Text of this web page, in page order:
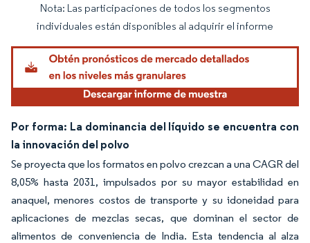
Imagen © Mordor Intelligence. El uso requiere atribución según CC BY 4.0.
Nota: Las participaciones de todos los segmentos
individuales están disponibles al adquirir el informe
Por forma: La dominancia del líquido se encuentra con
la innovación del polvo
Se proyecta que los formatos en polvo crezcan a una CAGR del
8,05% hasta 2031, impulsados por su mayor estabilidad en
anaquel, menores costos de transporte y su idoneidad para
aplicaciones de mezclas secas, que dominan el sector de
alimentos de conveniencia de India. Esta tendencia al alza